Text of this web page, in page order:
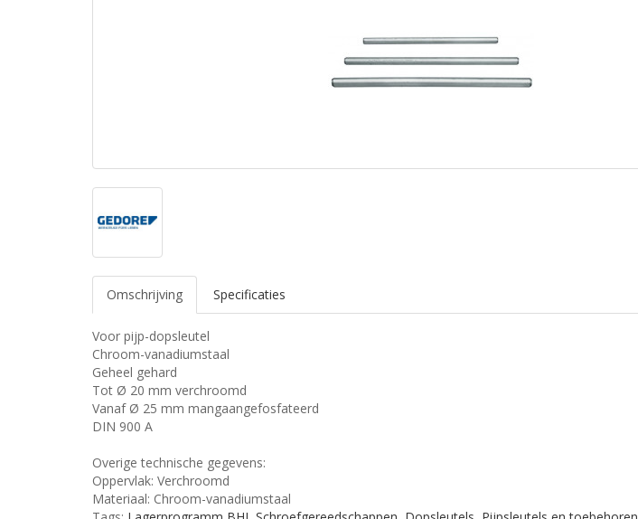
Omschrijving Specificaties
Voor pijp-dopsleutel
Chroom-vanadiumstaal
Geheel gehard
Tot Ø 20 mm verchroomd
Vanaf Ø 25 mm mangaangefosfateerd
DIN 900 A
Overige technische gegevens:
Oppervlak: Verchroomd
Materiaal: Chroom-vanadiumstaal